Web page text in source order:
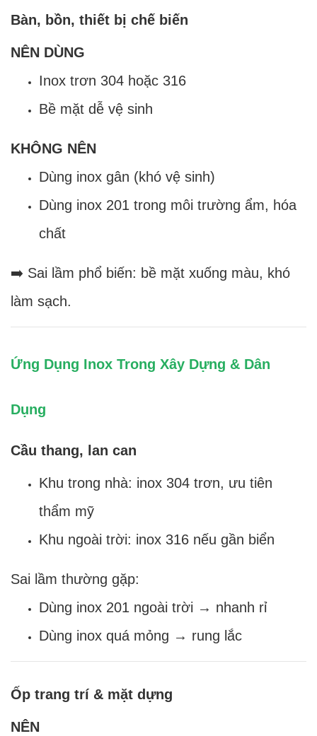
Bàn, bồn, thiết bị chế biến
NÊN DÙNG
Inox trơn 304 hoặc 316
Bề mặt dễ vệ sinh
KHÔNG NÊN
Dùng inox gân (khó vệ sinh)
Dùng inox 201 trong môi trường ẩm, hóa
chất
➡️ Sai lầm phổ biến: bề mặt xuống màu, khó
làm sạch.
Ứng Dụng Inox Trong Xây Dựng & Dân
Dụng
Cầu thang, lan can
Khu trong nhà: inox 304 trơn, ưu tiên
thẩm mỹ
Khu ngoài trời: inox 316 nếu gần biển
Sai lầm thường gặp:
Dùng inox 201 ngoài trời → nhanh rỉ
Dùng inox quá mỏng → rung lắc
Ốp trang trí & mặt dựng
NÊN